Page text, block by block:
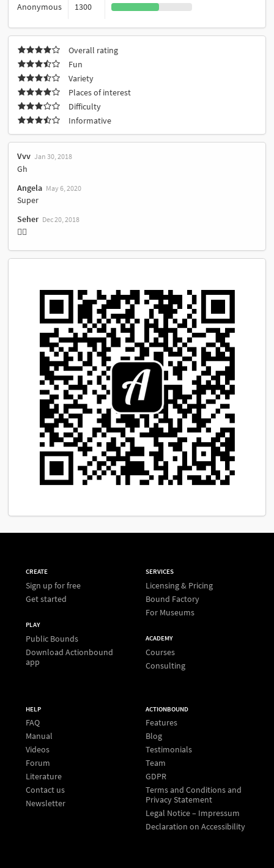
Anonymous 1300
Overall rating
Fun
Variety
Places of interest
Difficulty
Informative
Vvv Jan 30, 2018
Gh
Angela May 6, 2020
Super
Seher Dec 20, 2018
👍🏻
CREATE
Sign up for free
Get started
PLAY
Public Bounds
Download Actionbound
app
SERVICES
Licensing & Pricing
Bound Factory
For Museums
ACADEMY
Courses
Consulting
HELP
FAQ
Manual
Videos
Forum
Literature
Contact us
Newsletter
ACTIONBOUND
Features
Blog
Testimonials
Team
GDPR
Terms and Conditions and
Privacy Statement
Legal Notice – Impressum
Declaration on Accessibility